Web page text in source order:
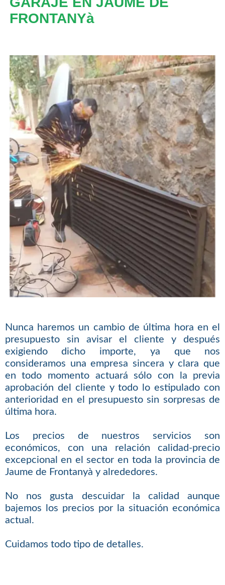
FRONTANYà
Nunca haremos un cambio de última hora en el
presupuesto sin avisar el cliente y después
exigiendo dicho importe, ya que nos
consideramos una empresa sincera y clara que
en todo momento actuará sólo con la previa
aprobación del cliente y todo lo estipulado con
anterioridad en el presupuesto sin sorpresas de
última hora.
Los precios de nuestros servicios son
económicos, con una relación calidad-precio
excepcional en el sector en toda la provincia de
Jaume de Frontanyà y alrededores.
No nos gusta descuidar la calidad aunque
bajemos los precios por la situación económica
actual.
Cuidamos todo tipo de detalles.